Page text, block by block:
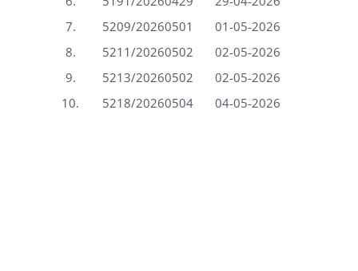
7.
5209/20260501
01-05-2026
8.
5211/20260502
02-05-2026
9.
5213/20260502
02-05-2026
10.
5218/20260504 04-05-2026